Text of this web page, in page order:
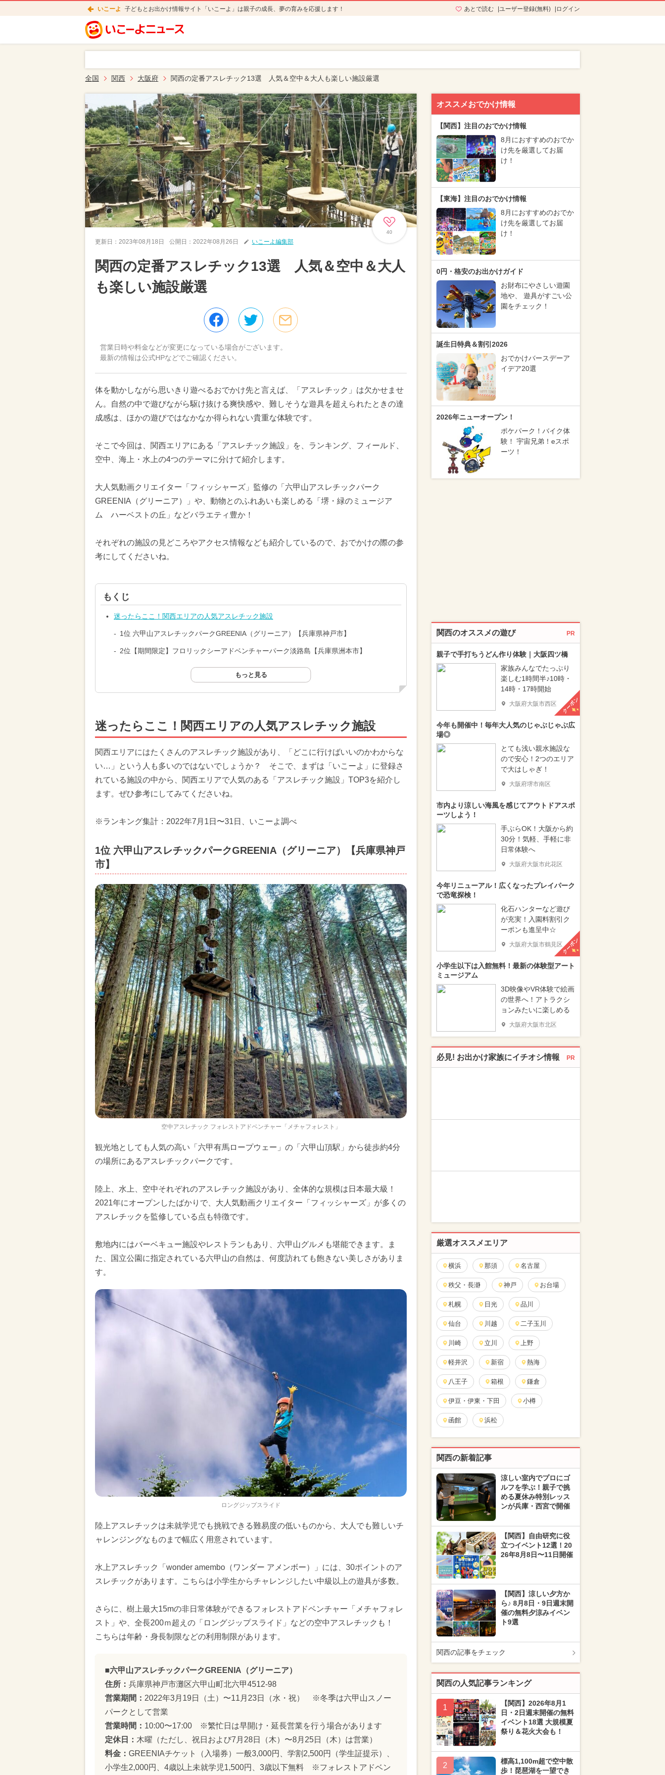
いこーよ 子どもとお出かけ情報サイト「いこーよ」は親子の成長、夢の育みを応援します！ あとで読む ユーザー登録(無料) ログイン
全国 関西 大阪府 関西の定番アスレチック13選 人気＆空中＆大人も楽しい施設厳選
40
更新日： 2023年08月18日 公開日： 2022年08月26日 いこーよ編集部
関西の定番アスレチック13選 人気＆空中＆大人
も楽しい施設厳選
営業日時や料金などが変更になっている場合がございます。
最新の情報は公式HPなどでご確認ください。
体を動かしながら思いきり遊べるおでかけ先と言えば、「アスレチック」は欠かせませ
ん。自然の中で遊びながら駆け抜ける爽快感や、難しそうな遊具を超えられたときの達
成感は、ほかの遊びではなかなか得られない貴重な体験です。
そこで今回は、関西エリアにある「アスレチック施設」を、ランキング、フィールド、
空中、海上・水上の4つのテーマに分けて紹介します。
大人気動画クリエイター「フィッシャーズ」監修の「六甲山アスレチックパーク
GREENIA（グリーニア）」や、動物とのふれあいも楽しめる「堺・緑のミュージア
ム ハーベストの丘」などバラエティ豊か！
それぞれの施設の見どころやアクセス情報なども紹介しているので、おでかけの際の参
考にしてくださいね。
もくじ
迷ったらここ！関西エリアの人気アスレチック施設
1位 六甲山アスレチックパークGREENIA（グリーニア）【兵庫県神戸市】
2位【期間限定】フロリックシーアドベンチャーパーク淡路島【兵庫県洲本市】
もっと見る
迷ったらここ！関西エリアの人気アスレチック施設
関西エリアにはたくさんのアスレチック施設があり、「どこに行けばいいのかわからな
い…」という人も多いのではないでしょうか？ そこで、まずは「いこーよ」に登録さ
れている施設の中から、関西エリアで人気のある「アスレチック施設」TOP3を紹介し
ます。ぜひ参考にしてみてくださいね。
※ランキング集計：2022年7月1日〜31日、いこーよ調べ
1位 六甲山アスレチックパークGREENIA（グリーニア）【兵庫県神戸
市】
空中アスレチック フォレストアドベンチャー「メチャフォレスト」
観光地としても人気の高い「六甲有馬ロープウェー」の「六甲山頂駅」から徒歩約4分
の場所にあるアスレチックパークです。
陸上、水上、空中それぞれのアスレチック施設があり、全体的な規模は日本最大級！
2021年にオープンしたばかりで、大人気動画クリエイター「フィッシャーズ」が多くの
アスレチックを監修している点も特徴です。
敷地内にはバーベキュー施設やレストランもあり、六甲山グルメも堪能できます。ま
た、国立公園に指定されている六甲山の自然は、何度訪れても飽きない美しさがありま
す。
ロングジップスライド
陸上アスレチックは未就学児でも挑戦できる難易度の低いものから、大人でも難しいチ
ャレンジングなものまで幅広く用意されています。
水上アスレチック「wonder amembo（ワンダー アメンボー）」には、30ポイントのア
スレチックがあります。こちらは小学生からチャレンジしたい中級以上の遊具が多数。
さらに、樹上最大15mの非日常体験ができるフォレストアドベンチャー「メチャフォレ
スト」や、全長200ｍ超えの「ロングジップスライド」などの空中アスレチックも！
こちらは年齢・身長制限などの利用制限があります。
■六甲山アスレチックパークGREENIA（グリーニア）
住所： 兵庫県神戸市灘区六甲山町北六甲4512-98
営業期間： 2022年3月19日（土）〜11月23日（水・祝） ※冬季は六甲山スノー
パークとして営業
営業時間： 10:00〜17:00 ※繁忙日は早開け・延長営業を行う場合があります
定休日： 木曜（ただし、祝日および7月28日（木）〜8月25日（木）は営業）
料金： GREENIAチケット（入場券）一般3,000円、学割2,500円（学生証提示）、
小学生2,000円、4歳以上未就学児1,500円、3歳以下無料 ※フォレストアドベン
オススメおでかけ情報
【関西】注目のおでかけ情報
8月におすすめのおでか
け先を厳選してお届
け！
【東海】注目のおでかけ情報
8月におすすめのおでか
け先を厳選してお届
け！
0円・格安のお出かけガイド
お財布にやさしい遊園
地や、 遊具がすごい公
園をチェック！
誕生日特典＆割引2026
おでかけバースデーア
イデア20選
2026年ニューオープン！
ポケパーク！バイク体
験！ 宇宙兄弟！eスポ
ーツ！
関西のオススメの遊び PR
親子で手打ちうどん作り体験｜大阪四ツ橋
家族みんなでたっぷり
楽しむ1時間半♪10時・
14時・17時開始
大阪府大阪市西区 クーポン
今年も開催中！毎年大人気のじゃぶじゃぶ広
場◎
とても浅い親水施設な
ので安心！2つのエリア
で大はしゃぎ！
大阪府堺市南区
市内より涼しい海風を感じてアウトドアスポ
ーツしよう！
手ぶらOK！大阪から約
30分！気軽、手軽に非
日常体験へ
大阪府大阪市此花区
今年リニューアル！広くなったプレイパーク
で恐竜探検！
化石ハンターなど遊び
が充実！入園料割引ク
ーポンも進呈中☆
大阪府大阪市鶴見区クーポン
小学生以下は入館無料！最新の体験型アート
ミュージアム
3D映像やVR体験で絵画
の世界へ！アトラクシ
ョンみたいに楽しめる
大阪府大阪市北区
必見! お出かけ家族にイチオシ情報 PR
厳選オススメエリア
横浜 那須 名古屋
秩父・長瀞 神戸 お台場
札幌 日光 品川
仙台 川越 二子玉川
川崎 立川 上野
軽井沢 新宿 熱海
八王子 箱根 鎌倉
伊豆・伊東・下田 小樽
函館 浜松
関西の新着記事
涼しい室内でプロにゴ
ルフを学ぶ！親子で挑
める夏休み特別レッス
ンが兵庫・西宮で開催
【関西】自由研究に役
立つイベント12選！20
26年8月8日〜11日開催
【関西】涼しい夕方か
ら♪ 8月8日・9日週末開
催の無料夕涼みイベン
ト9選
関西の記事をチェック
関西の人気記事ランキング
1
【関西】2026年8月1
日・2日週末開催の無料
イベント18選 大規模夏
祭り＆花火大会も！
2
標高1,100m超で空中散
歩！琵琶湖を一望でき